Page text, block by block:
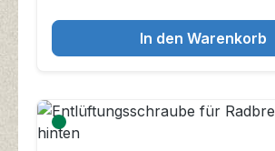
In den Warenkorb